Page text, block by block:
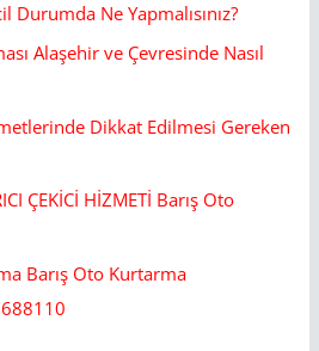
Durumda Ne Yapmalısınız?
Alaşehir ve Çevresinde Nasıl
Dikkat Edilmesi Gereken
ÇEKİCİ HİZMETİ Barış Oto
Barış Oto Kurtarma